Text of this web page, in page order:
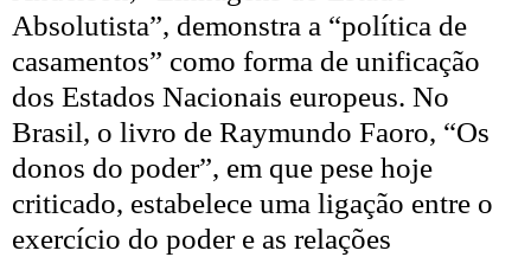
Absolutista”, demonstra a “política de
casamentos” como forma de unificação
dos Estados Nacionais europeus. No
Brasil, o livro de Raymundo Faoro, “Os
donos do poder”, em que pese hoje
criticado, estabelece uma ligação entre o
exercício do poder e as relações